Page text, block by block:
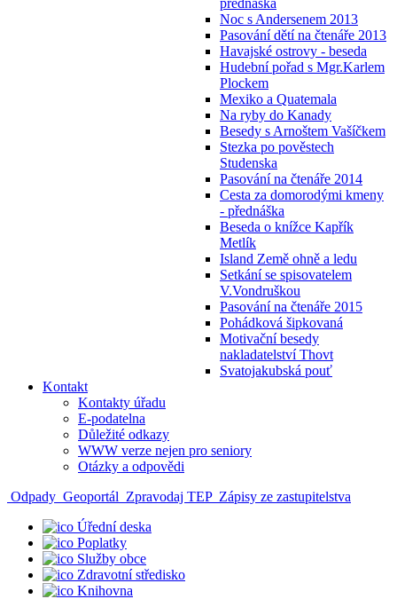
přednáška
Noc s Andersenem 2013
Pasování dětí na čtenáře 2013
Havajské ostrovy - beseda
Hudební pořad s Mgr.Karlem
Plockem
Mexiko a Quatemala
Na ryby do Kanady
Besedy s Arnoštem Vašíčkem
Stezka po pověstech
Studenska
Pasování na čtenáře 2014
Cesta za domorodými kmeny
- přednáška
Beseda o knížce Kapřík
Metlík
Island Země ohně a ledu
Setkání se spisovatelem
V.Vondruškou
Pasování na čtenáře 2015
Pohádková šipkovaná
Motivační besedy
nakladatelství Thovt
Svatojakubská pouť
Kontakt
Kontakty úřadu
E-podatelna
Důležité odkazy
WWW verze nejen pro seniory
Otázky a odpovědi
Odpady Geoportál Zpravodaj TEP Zápisy ze zastupitelstva
Úřední deska
Poplatky
Služby obce
Zdravotní středisko
Knihovna